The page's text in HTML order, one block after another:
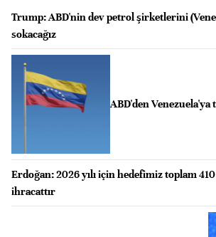
Trump: ABD'nin dev petrol şirketlerini
sokacağız
ABD'den
Erdoğan: 2026 yılı için hedefimiz toplam
ihracattır